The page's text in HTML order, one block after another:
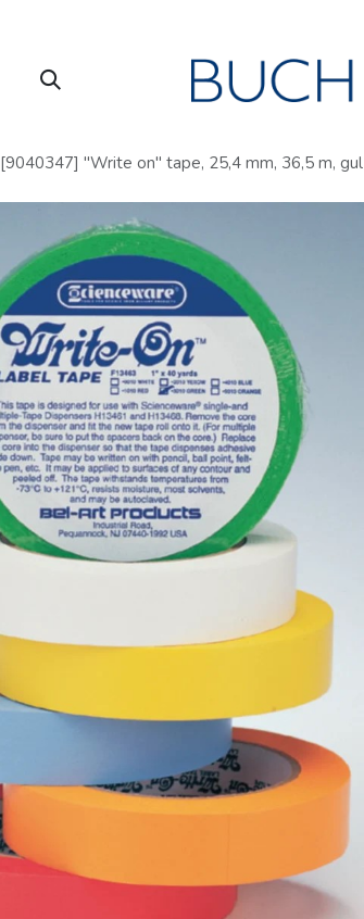
[9040347] "Write on" tape, 25,4 mm, 36,5 m, gul